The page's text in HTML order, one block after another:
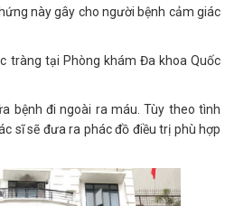
này gây cho người bệnh cảm giác
tràng tại Phòng khám Đa khoa Quốc
bệnh đi ngoài ra máu. Tùy theo tình
sĩ sẽ đưa ra phác đồ điều trị phù hợp